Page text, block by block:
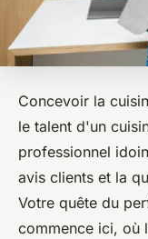
Concevoir la
le talent d'un
professionnel
avis clients et la
Votre quête du
commence ici, où